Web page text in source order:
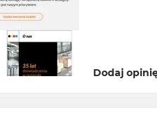
Dodaj